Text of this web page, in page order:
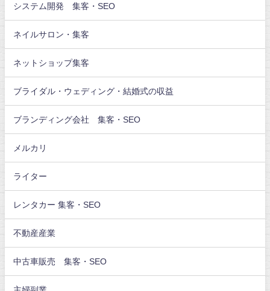
システム開発 集客・SEO
ネイルサロン・集客
ネットショップ集客
ブライダル・ウェディング・結婚式の収益
ブランディング会社 集客・SEO
メルカリ
ライター
レンタカー 集客・SEO
不動産産業
中古車販売 集客・SEO